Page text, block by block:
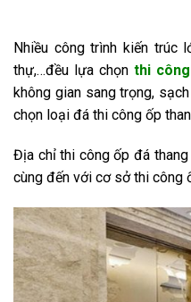
Nhiều công trình kiến trúc
thự,…đều lựa chọn thi công
không gian sang trọng,
chọn loại đá thi công ốp
Địa chỉ thi công ốp đá thang
cùng đến với cơ sở thi công